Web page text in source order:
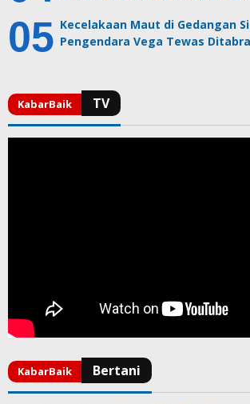
Kecelakaan Maut di Gedangan
Pengendara Vega Tewas